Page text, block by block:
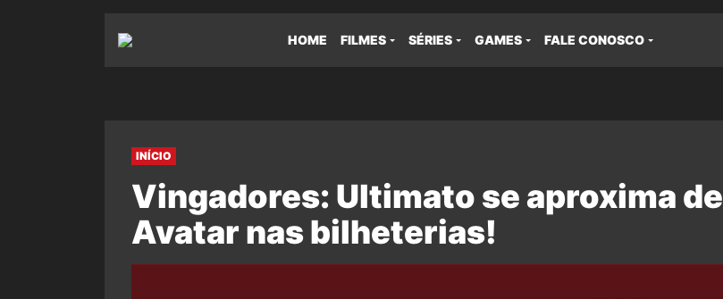
HOME FILMES SÉRIES GAMES FALE CONOSCO
INÍCIO
Vingadores: Ultimato se aproxima de
Avatar nas bilheterias!